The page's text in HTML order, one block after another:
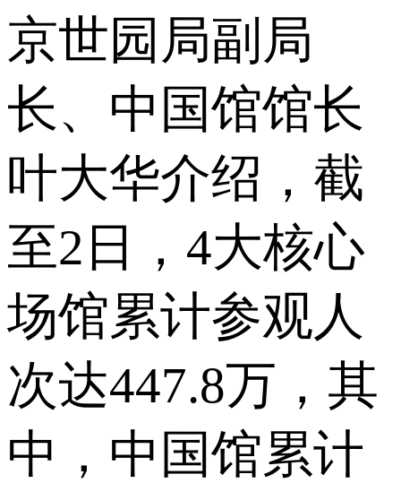
京世园局副局
长、中国馆馆长
叶大华介绍，截
至2日，4大核心
场馆累计参观人
次达447.8万，其
中，中国馆累计